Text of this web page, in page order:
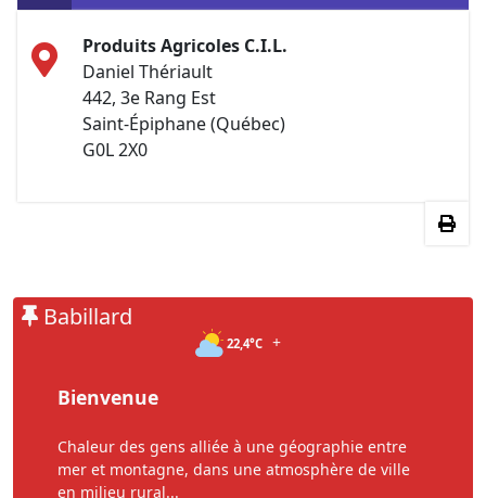
Produits Agricoles C.I.L.
Daniel Thériault
442, 3e Rang Est
Saint-Épiphane (Québec)
G0L 2X0
Babillard
22,4°C +
Bienvenue
Chaleur des gens alliée à une géographie entre
mer et montagne, dans une atmosphère de ville
en milieu rural...